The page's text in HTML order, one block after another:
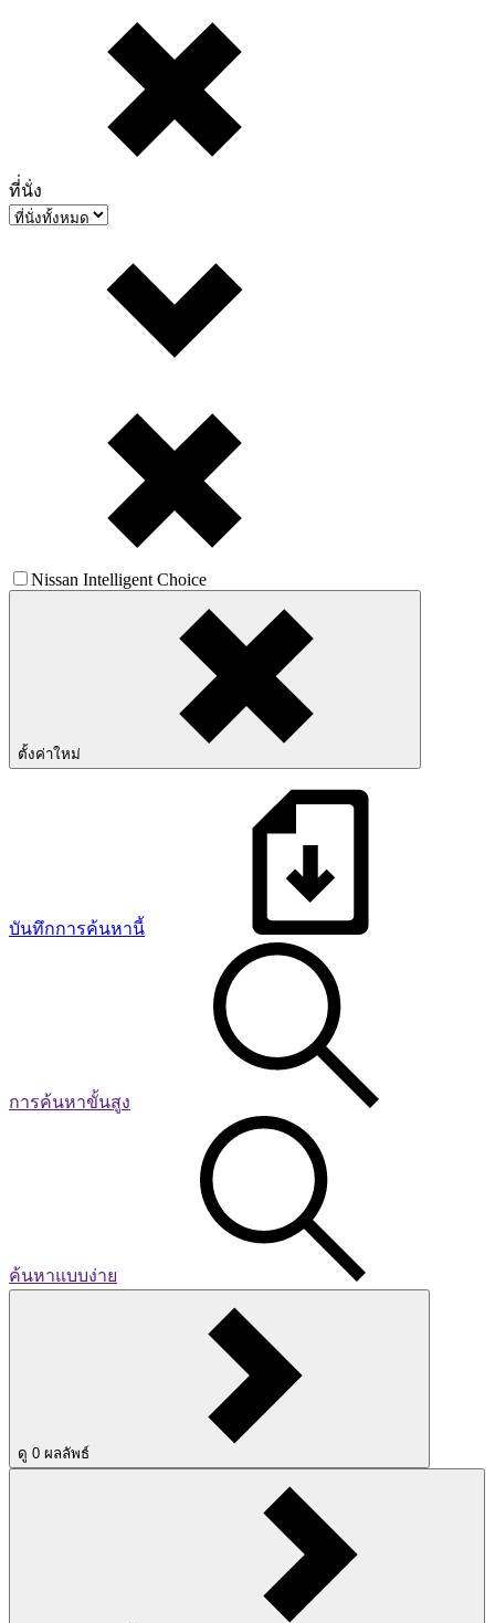
ที่่นั่ง
Nissan Intelligent Choice
ตั้งค่าใหม่
บันทึกการค้นหานี้
การค้นหาขั้นสูง
ค้นหาแบบง่าย
ดู 0 ผลลัพธ์